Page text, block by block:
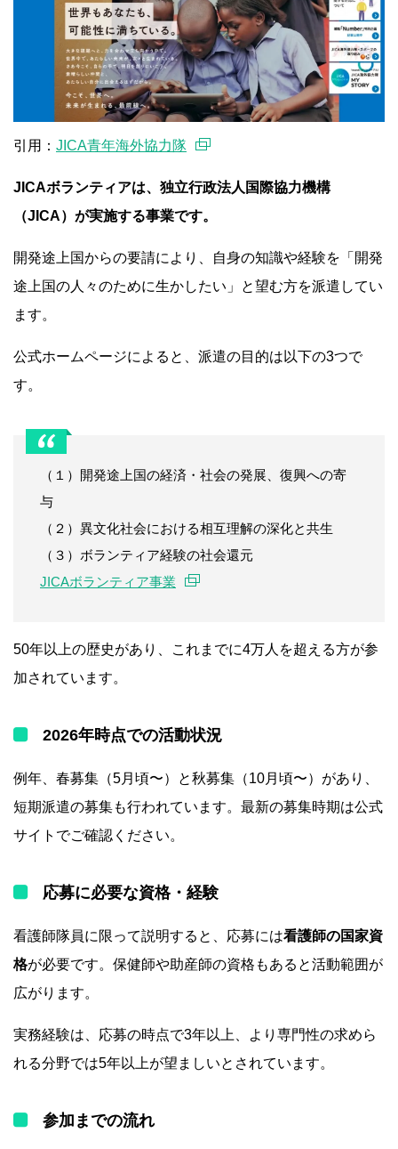
引用： JICA青年海外協力隊
JICAボランティアは、独立行政法人国際協力機構
（JICA）が実施する事業です。
開発途上国からの要請により、自身の知識や経験を「開発
途上国の人々のために生かしたい」と望む方を派遣してい
ます。
公式ホームページによると、派遣の目的は以下の3つで
す。
（１）開発途上国の経済・社会の発展、復興への寄
与
（２）異文化社会における相互理解の深化と共生
（３）ボランティア経験の社会還元
JICAボランティア事業
50年以上の歴史があり、これまでに4万人を超える方が参
加されています。
2026年時点での活動状況
例年、春募集（5月頃〜）と秋募集（10月頃〜）があり、
短期派遣の募集も行われています。最新の募集時期は公式
サイトでご確認ください。
応募に必要な資格・経験
看護師隊員に限って説明すると、応募には看護師の国家資
格が必要です。保健師や助産師の資格もあると活動範囲が
広がります。
実務経験は、応募の時点で3年以上、より専門性の求めら
れる分野では5年以上が望ましいとされています。
参加までの流れ